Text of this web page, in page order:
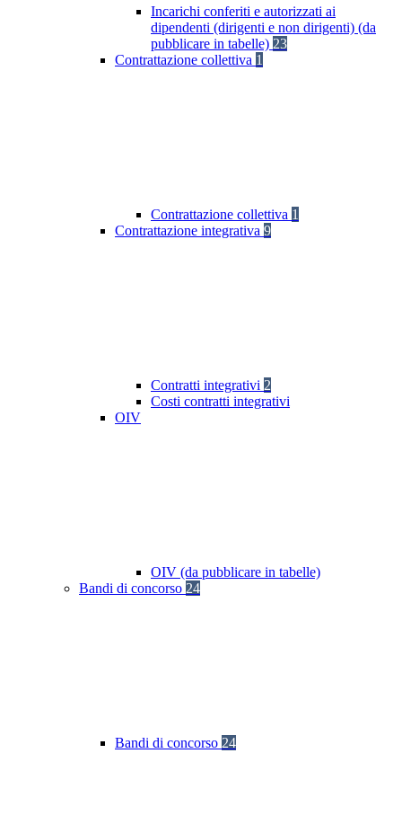
Incarichi conferiti e autorizzati ai
dipendenti (dirigenti e non dirigenti) (da
pubblicare in tabelle) 23
Contrattazione collettiva 1
Contrattazione collettiva 1
Contrattazione integrativa 9
Contratti integrativi 2
Costi contratti integrativi
OIV
OIV (da pubblicare in tabelle)
Bandi di concorso 24
Bandi di concorso 24